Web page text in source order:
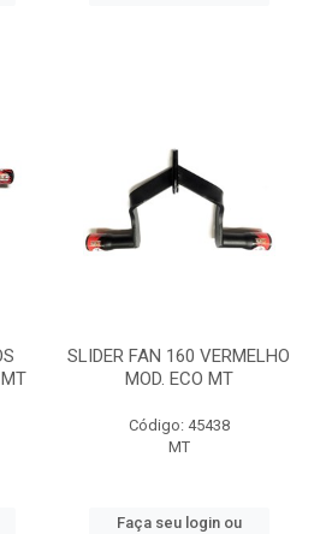
SLIDER FAN 160 VERMELHO
MOD. ECO MT
Código: 45438
MT
Faça seu login ou